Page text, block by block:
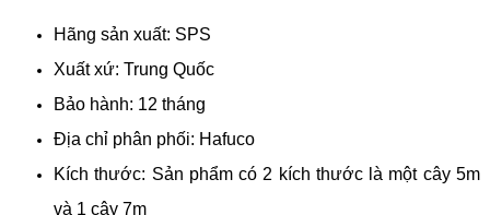
Hãng sản xuất: SPS
Xuất xứ: Trung Quốc
Bảo hành: 12 tháng
Địa chỉ phân phối: Hafuco
Kích thước: Sản phẩm có 2 kích thước là một cây 5m
và 1 cây 7m